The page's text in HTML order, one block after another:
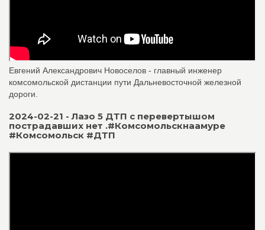
Евгений Александрович Новоселов - главный инженер
комсомольской дистанции пути Дальневосточной железной
дороги.
2024-02-21 - Лазо 5 ДТП с перевертышом
пострадавших нет .#Комсомольскнаамуре
#Комсомольск #ДТП